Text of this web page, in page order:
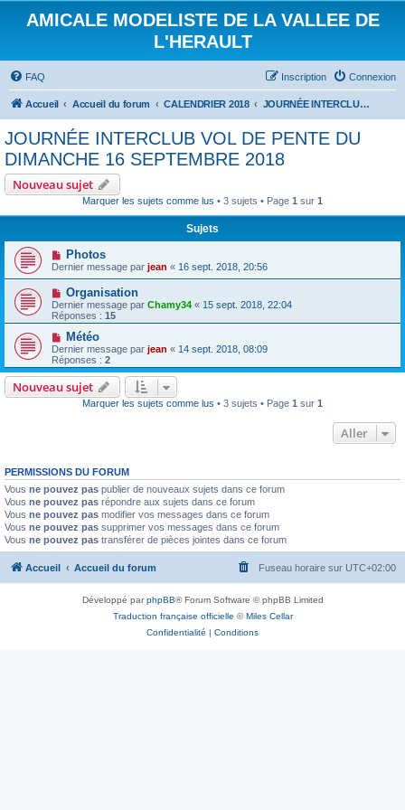
AMICALE MODELISTE DE LA VALLEE DE
L'HERAULT
FAQ Connexion
Inscription
Accueil Accueil du forum CALENDRIER 2018 JOURNÉE INTERCLUB VOL DE PENTE DU DIMANCHE 16 SEPTEMBRE 2018
JOURNÉE INTERCLUB VOL DE PENTE DU
DIMANCHE 16 SEPTEMBRE 2018
Nouveau sujet
Marquer les sujets comme lus • 3 sujets • Page 1 sur 1
Sujets
Photos
Dernier message par jean « 16 sept. 2018, 20:56
Organisation
Dernier message par Chamy34 « 15 sept. 2018, 22:04
Réponses : 15
Météo
Dernier message par jean « 14 sept. 2018, 08:09
Réponses : 2
Nouveau sujet
Marquer les sujets comme lus • 3 sujets • Page 1 sur 1
Aller
PERMISSIONS DU FORUM
Vous ne pouvez pas publier de nouveaux sujets dans ce forum
Vous ne pouvez pas répondre aux sujets dans ce forum
Vous ne pouvez pas modifier vos messages dans ce forum
Vous ne pouvez pas supprimer vos messages dans ce forum
Vous ne pouvez pas transférer de pièces jointes dans ce forum
Accueil Accueil du forum Fuseau horaire sur UTC+02:00
Développé parphpBB® Forum Software © phpBB Limited
Traduction française officielle ©Miles Cellar
Confidentialité | Conditions